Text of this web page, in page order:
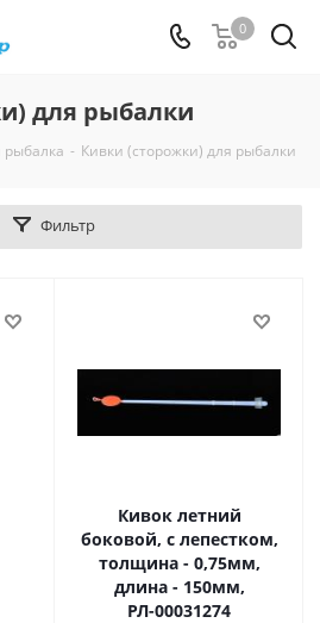
0
для рыбалки
рыбалка - Кивки (сторожки) для рыбалки
Фильтр
Кивок летний
боковой, с лепестком,
толщина - 0,75мм,
длина - 150мм,
РЛ-00031274